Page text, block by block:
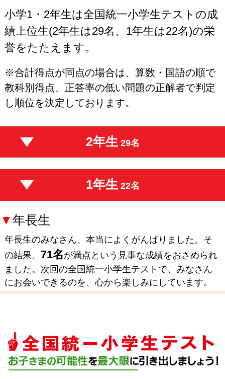
小学1・2年生は全国統一小学生テストの成
績上位生(2年生は29名、1年生は22名)の栄
誉をたたえます。
※合計得点が同点の場合は、算数・国語の順で
教科別得点、正答率の低い問題の正解者で判定
し順位を決定しております。
2年生29名
1年生22名
▼年長生
年長生のみなさん、本当によくがんばりました。そ
の結果、 71名が満点という見事な成績をおさめられ
ました。次回の全国統一小学生テストで、みなさん
にお会いできるのを、心から楽しみにしています。